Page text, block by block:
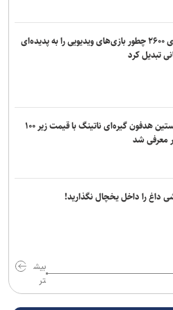
آتاری ۲۶۰۰ چطور بازی‌های ویدیویی را به پدیده‌ای
تبدیل کرد
نخستین هدفون گیره‌ای ناتینگ با قیمت زیر ۱۰۰
معرفی شد
داغ را داخل یخچال نگذارید!
بیش
تر